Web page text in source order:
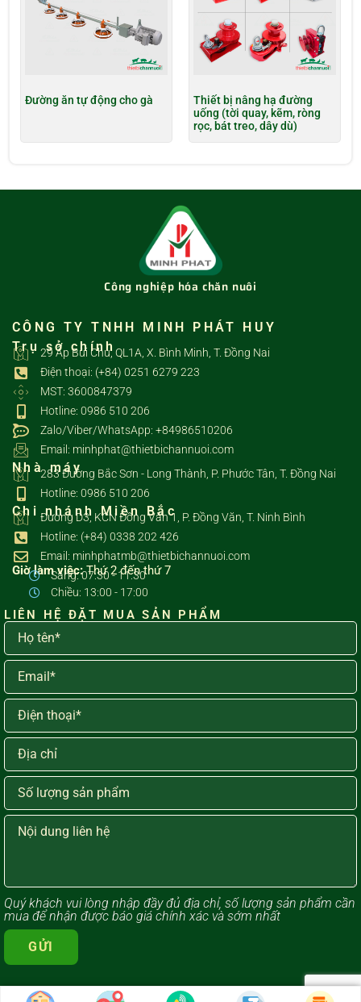
Đường ăn tự động cho gà
Thiết bị nâng hạ đường
uống (tời quay, kẽm, ròng
rọc, bát treo, dây dù)
Công nghiệp hóa chăn nuôi
CÔNG TY TNHH MINH PHÁT HUY
Trụ sở chính
29 Ấp Bùi Chu, QL1A, X. Bình Minh, T. Đồng Nai
Điện thoại: (+84) 0251 6279 223
MST: 3600847379
Hotline: 0986 510 206
Zalo/Viber/WhatsApp: +84986510206
Email: minhphat@thietbichannuoi.com
Nhà máy
283 Đường Bắc Sơn - Long Thành, P. Phước Tân, T. Đồng Nai
Hotline: 0986 510 206
Chi nhánh Miền Bắc
Đường D3, KCN Đồng Văn 1, P. Đồng Văn, T. Ninh Bình
Hotline: (+84) 0338 202 426
Email: minhphatmb@thietbichannuoi.com
Giờ làm việc:Thứ 2 đến thứ 7
Sáng: 07:30 - 11:30
Chiều: 13:00 - 17:00
LIÊN HỆ ĐẶT MUA SẢN PHẨM
Quý khách vui lòng ​nhập đầy đủ địa chỉ, số lượng sản phẩm cần
mua để nhận được báo giá chính xác và sớm nhất